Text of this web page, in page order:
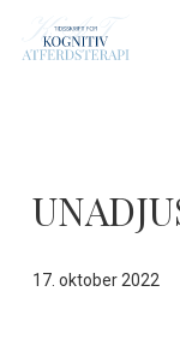
17. oktober 2022